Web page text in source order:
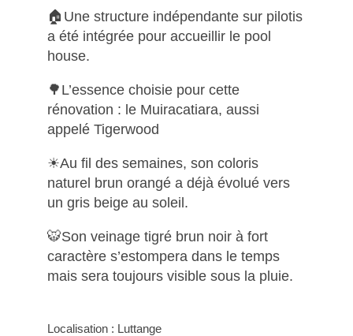
🏠Une structure indépendante sur pilotis
a été intégrée pour accueillir le pool
house.
🌳L’essence choisie pour cette
rénovation : le Muiracatiara, aussi
appelé Tigerwood
☀Au fil des semaines, son coloris
naturel brun orangé a déjà évolué vers
un gris beige au soleil.
🐯Son veinage tigré brun noir à fort
caractère s’estompera dans le temps
mais sera toujours visible sous la pluie.
Localisation : Luttange